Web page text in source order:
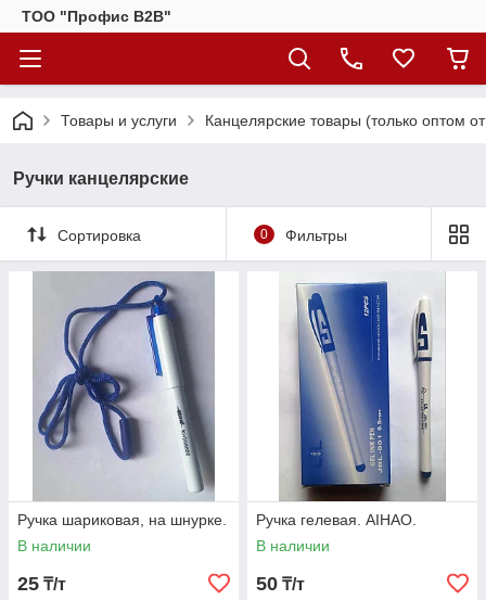
ТОО "Профис В2В"
Товары и услуги Канцелярские товары (только оптом
Ручки канцелярские
Сортировка 0 Фильтры
Ручка шариковая, на шнурке.
В наличии
25 ₸/т
Ручка гелевая. AIHAO.
В наличии
50 ₸/т